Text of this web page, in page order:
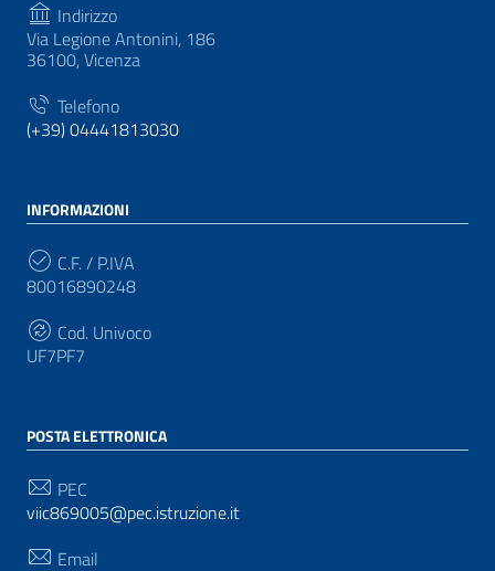
Indirizzo
Via Legione Antonini, 186
36100, Vicenza
Telefono
(+39) 04441813030
INFORMAZIONI
C.F. / P.IVA
80016890248
Cod. Univoco
UF7PF7
POSTA ELETTRONICA
PEC
viic869005@pec.istruzione.it
Email